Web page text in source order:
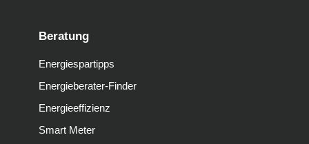
Beratung
Energiespartipps
Energieberater-Finder
Energieeffizienz
Smart Meter